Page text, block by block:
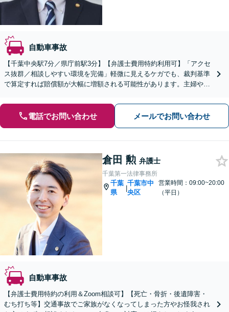
自動車事故
【千葉中央駅7分／県庁前駅3分】【弁護士費用特約利用可】「アクセ
ス抜群／相談しやすい環境を完備」軽微に見えるケガでも、裁判基準
で算定すれば賠償額が大幅に増額される可能性があります。主婦やパ
電話でお問い合わせ メールでお問い合わせ
倉田 勲 弁護士
千葉第一法律事務所
千葉
県
|
千葉市中
央区
営業時間：09:00~20:00
（平日）
自動車事故
【弁護士費用特約の利用＆Zoom相談可】【死亡・骨折・後遺障害・
むち打ち等】交通事故でご家族がなくなってしまった方やお怪我され